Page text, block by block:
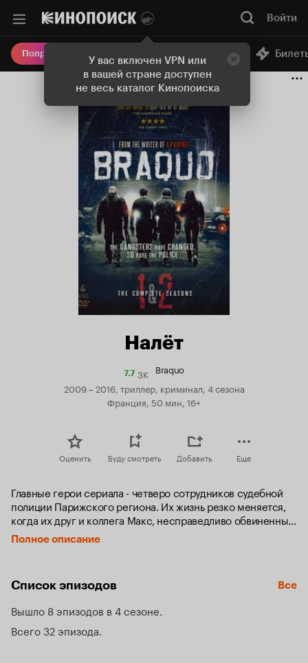
У вас включен VPN или
в вашей стране доступен
не весь каталог Кинопоиска
Войти
Попробовать Плюс Онлайн-кинотеатр
Налёт
7.7Рейтинг
3K Braquo
2009 – 2016, триллер, криминал, 4 сезона
Франция, 50 мин, 16+
Оценить Буду смотреть Добавить Еще
Главные герои сериала - четверо сотрудников судебной
полиции Парижского региона. Их жизнь резко меняется,
когда их друг и коллега Макс, несправедливо обвиненный,
совершает самоубийство.  С этого момента четверка
начинает вести собственное расследование, чтобы
закон…
Полное описание
Список эпизодов Все
Вышло 8 эпизодов в 4 сезоне
Всего 32 эпизода